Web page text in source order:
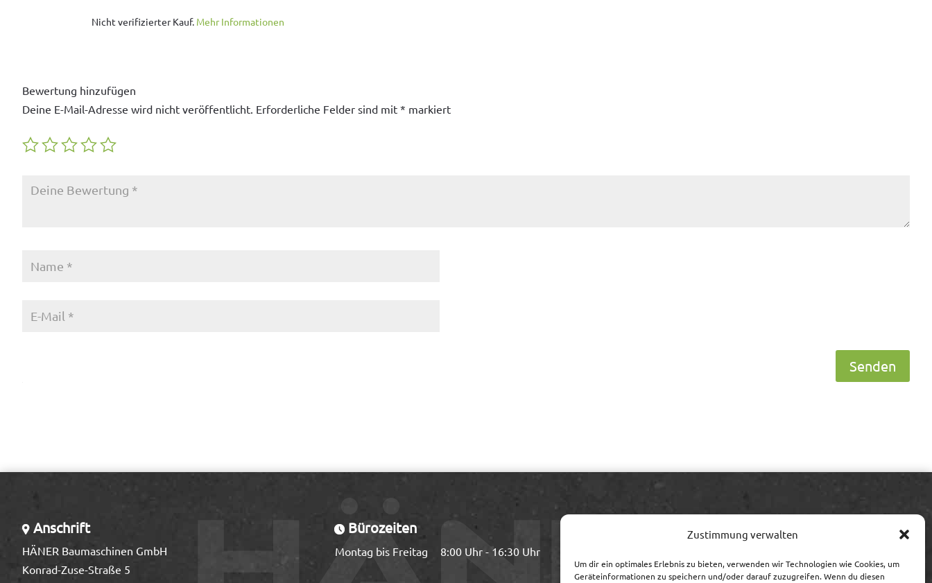
Zustimmung verwalten
Um dir ein optimales Erlebnis zu bieten, verwenden wir Technologien wie Cookies, um
Geräteinformationen zu speichern und/oder darauf zuzugreifen. Wenn du diesen
Nicht verifizierter Kauf. Mehr Informationen
Bewertung hinzufügen
Deine E-Mail-Adresse wird nicht veröffentlicht. Erforderliche Felder sind mit * markiert
Senden
Anschrift
HÄNER Baumaschinen GmbH
Konrad-Zuse-Straße 5
Bürozeiten
Montag bis Freitag 8:00 Uhr - 16:30 Uhr
Information
Datenschutz